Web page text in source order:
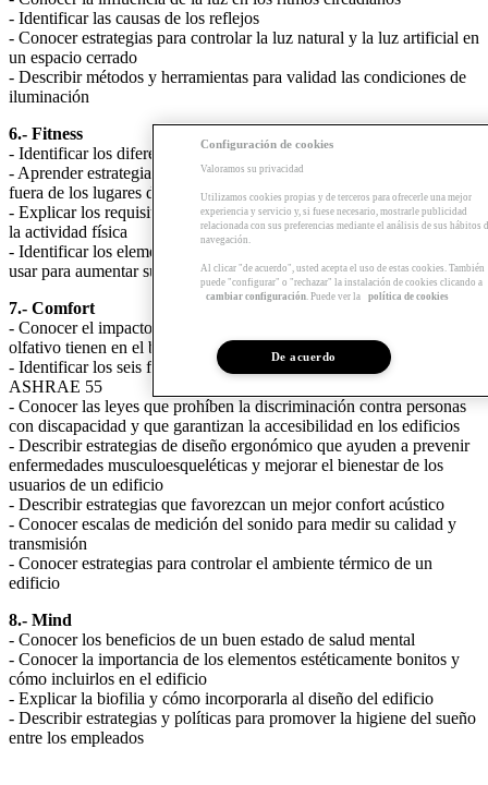
- Identificar las causas de los reflejos
- Conocer estrategias para controlar la luz natural y la luz artificial en
un espacio cerrado
- Describir métodos y herramientas para validad las condiciones de
iluminación
6.- Fitness
- Identificar los diferentes tipos de actividad física
- Aprender estrategias para aumentar la actividad física dentro y
fuera de los lugares de trabajo
- Explicar los requisitos y beneficios de un programa para incentivar
la actividad física
- Identificar los elementos que los ocupantes de un edificio pueden
usar para aumentar su actividad
7.- Comfort
- Conocer el impacto que el confort térmico, acústico, ergonómico y
olfativo tienen en el bienestar de los ocupantes del edificio
- Identificar los seis factores del confort térmico según el estándar
ASHRAE 55
- Conocer las leyes que prohíben la discriminación contra personas
con discapacidad y que garantizan la accesibilidad en los edificios
- Describir estrategias de diseño ergonómico que ayuden a prevenir
enfermedades musculoesqueléticas y mejorar el bienestar de los
usuarios de un edificio
- Describir estrategias que favorezcan un mejor confort acústico
- Conocer escalas de medición del sonido para medir su calidad y
transmisión
- Conocer estrategias para controlar el ambiente térmico de un
edificio
8.- Mind
- Conocer los beneficios de un buen estado de salud mental
- Conocer la importancia de los elementos estéticamente bonitos y
cómo incluirlos en el edificio
- Explicar la biofilia y cómo incorporarla al diseño del edificio
- Describir estrategias y políticas para promover la higiene del sueño
entre los empleados
Configuración de cookies
Valoramos su privacidad
Utilizamos cookies propias y de terceros para ofrecerle una mejor
experiencia y servicio y, si fuese necesario, mostrarle publicidad
relacionada con sus preferencias mediante el análisis de sus hábitos
navegación.
Al clicar "de acuerdo", usted acepta el uso de estas cookies. También
puede "configurar" o "rechazar" la instalación de cookies clicando a
cambiar configuración. Puede ver la política de cookies
De acuerdo